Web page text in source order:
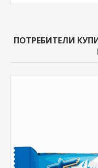
ПОТРЕБИТЕЛИ